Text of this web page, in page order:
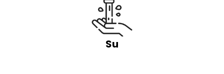
Su